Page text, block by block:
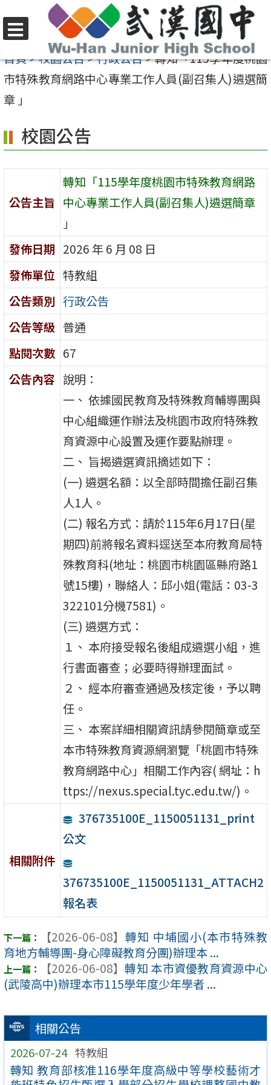
至
要
內
區
選
單
首頁>校園公告>行政公告>轉知「115學年度桃園
市特殊教育網路中心專業工作人員(副召集人)遴選簡
章 」
相關公告
2026-07-24 特教組
轉知 教育部核准116學年度高級中等學校藝術才
校園公告
公告主旨
轉知「115學年度桃園市特殊教育網路
中心專業工作人員(副召集人)遴選簡章
」
發佈日期 2026 年 6 月 08 日
發佈單位 特教組
公告類別 行政公告
公告等級 普通
點閱次數 67
公告內容 說明：
一、 依據國民教育及特殊教育輔導團與
中心組織運作辦法及桃園市政府特殊教
育資源中心設置及運作要點辦理。
二、 旨揭遴選資訊摘述如下：
(一) 遴選名額：以全部時間擔任副召集
人1人。
(二) 報名方式：請於115年6月17日(星
期四)前將報名資料逕送至本府教育局特
殊教育科(地址：桃園市桃園區縣府路1
號15樓)，聯絡人：邱小姐(電話：03-3
322101分機7581)。
(三) 遴選方式：
１、 本府接受報名後組成遴選小組，進
行書面審查；必要時得辦理面試。
２、 經本府審查通過及核定後，予以聘
任。
三、 本案詳細相關資訊請參閱簡章或至
本市特殊教育資源網瀏覽「桃園市特殊
教育網路中心」相關工作內容( 網址：h
ttps://nexus.special.tyc.edu.tw/)。
相關附件
376735100E_1150051131_print
公文
376735100E_1150051131_ATTACH2
報名表
【2026-06-08】 轉知 中埔國小(本市特殊教
育地方輔導團-身心障礙教育分團)辦理本 ...
【2026-06-08】 轉知 本市資優教育資源中心
(武陵高中)辦理本市115學年度少年學者 ...